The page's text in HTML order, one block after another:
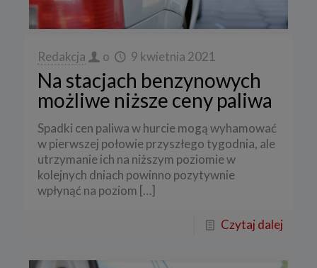
Redakcja o 9 kwietnia 2021
Na stacjach benzynowych
możliwe niższe ceny paliwa
Spadki cen paliwa w hurcie mogą wyhamować
w pierwszej połowie przyszłego tygodnia, ale
utrzymanie ich na niższym poziomie w
kolejnych dniach powinno pozytywnie
wpłynąć na poziom […]
Czytaj dalej